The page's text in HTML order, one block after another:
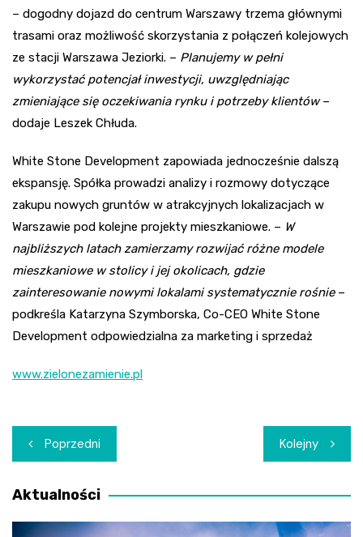
– dogodny dojazd do centrum Warszawy trzema głównymi
trasami oraz możliwość skorzystania z połączeń kolejowych
ze stacji Warszawa Jeziorki. – Planujemy w pełni
wykorzystać potencjał inwestycji, uwzględniając
zmieniające się oczekiwania rynku i potrzeby klientów–
dodaje Leszek Chłuda.
White Stone Development zapowiada jednocześnie dalszą
ekspansję. Spółka prowadzi analizy i rozmowy dotyczące
zakupu nowych gruntów w atrakcyjnych lokalizacjach w
Warszawie pod kolejne projekty mieszkaniowe. – W
najbliższych latach zamierzamy rozwijać różne modele
mieszkaniowe w stolicy i jej okolicach, gdzie
zainteresowanie nowymi lokalami systematycznie rośnie –
podkreśla Katarzyna Szymborska, Co-CEO White Stone
Development odpowiedzialna za marketing i sprzedaż
www.zielonezamienie.pl
Nawigacja
wpisu
Poprzedni Kolejny
Aktualności